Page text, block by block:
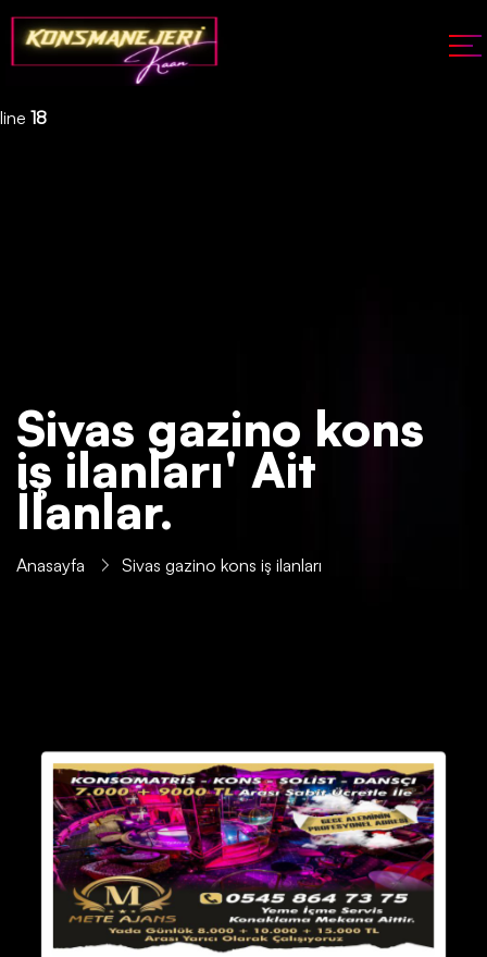
Deprecated: json_decode(): Passing null to parameter #1 ($json)
of type string is deprecated in
/home/konsmenajericom/public_html/api/kontrol/etiket.php
line 18
Sivas gazino kons
iş ilanları' Ait
İlanlar.
Anasayfa Sivas gazino kons iş ilanları